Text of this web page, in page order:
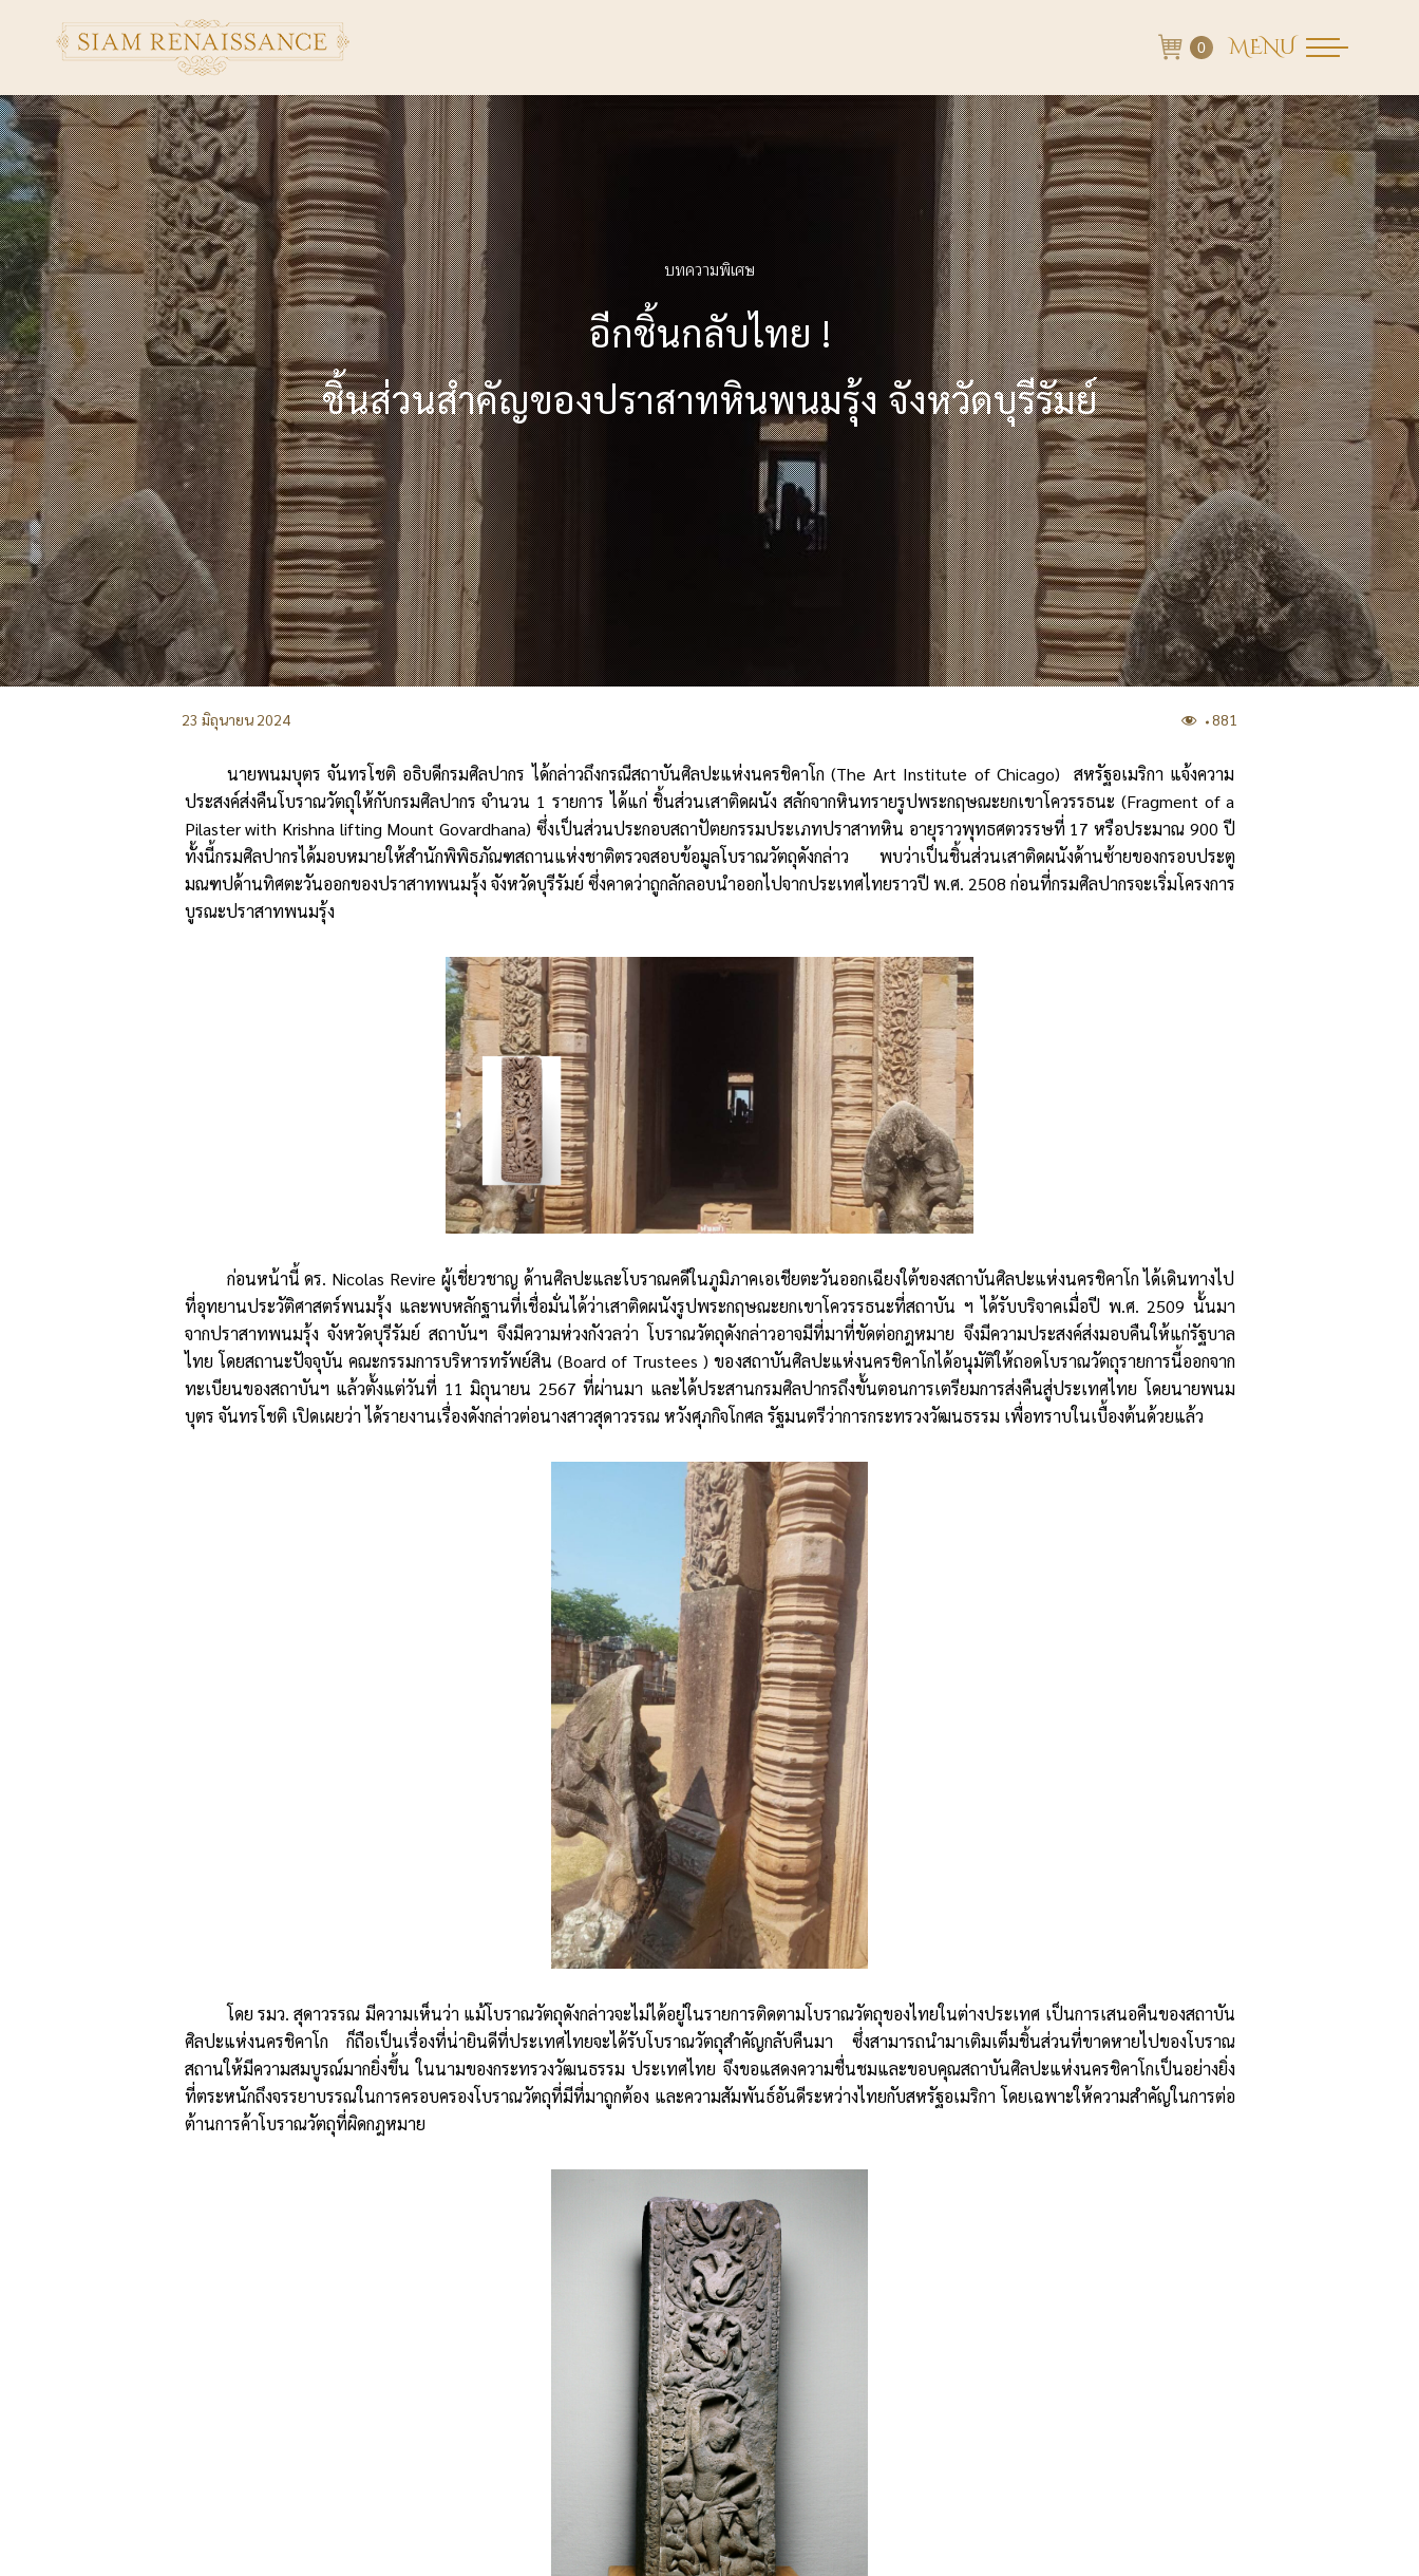
0 MENU
บทความพิเศษ
อีกชิ้นกลับไทย !
ชิ้นส่วนสำคัญของปราสาทหินพนมรุ้ง จังหวัดบุรีรัมย์
นายพนมบุตร จันทรโชติ อธิบดีกรมศิลปากร ได้กล่าวถึงกรณีสถาบันศิลปะแห่งนครชิคาโก (The Art Institute of Chicago) สหรัฐอเมริกา แจ้งความ
ประสงค์ส่งคืนโบราณวัตถุให้กับกรมศิลปากร จำนวน 1 รายการ ได้แก่ ชิ้นส่วนเสาติดผนัง สลักจากหินทรายรูปพระกฤษณะยกเขาโควรรธนะ (Fragment of a
Pilaster with Krishna lifting Mount Govardhana) ซึ่งเป็นส่วนประกอบสถาปัตยกรรมประเภทปราสาทหิน อายุราวพุทธศตวรรษที่ 17 หรือประมาณ 900 ปี
ทั้งนี้กรมศิลปากรได้มอบหมายให้สำนักพิพิธภัณฑสถานแห่งชาติตรวจสอบข้อมูลโบราณวัตถุดังกล่าว พบว่าเป็นชิ้นส่วนเสาติดผนังด้านซ้ายของกรอบประตู
มณฑปด้านทิศตะวันออกของปราสาทพนมรุ้ง จังหวัดบุรีรัมย์ ซึ่งคาดว่าถูกลักลอบนำออกไปจากประเทศไทยราวปี พ.ศ. 2508 ก่อนที่กรมศิลปากรจะเริ่มโครงการ
บูรณะปราสาทพนมรุ้ง
ก่อนหน้านี้ ดร. Nicolas Revire ผู้เชี่ยวชาญ ด้านศิลปะและโบราณคดีในภูมิภาคเอเชียตะวันออกเฉียงใต้ของสถาบันศิลปะแห่งนครชิคาโก ได้เดินทางไป
ที่อุทยานประวัติศาสตร์พนมรุ้ง และพบหลักฐานที่เชื่อมั่นได้ว่าเสาติดผนังรูปพระกฤษณะยกเขาโควรรธนะที่สถาบัน ฯ ได้รับบริจาคเมื่อปี พ.ศ. 2509 นั้นมา
จากปราสาทพนมรุ้ง จังหวัดบุรีรัมย์ สถาบันฯ จึงมีความห่วงกังวลว่า โบราณวัตถุดังกล่าวอาจมีที่มาที่ขัดต่อกฎหมาย จึงมีความประสงค์ส่งมอบคืนให้แก่รัฐบาล
ไทย โดยสถานะปัจจุบัน คณะกรรมการบริหารทรัพย์สิน (Board of Trustees ) ของสถาบันศิลปะแห่งนครชิคาโกได้อนุมัติให้ถอดโบราณวัตถุรายการนี้ออกจาก
ทะเบียนของสถาบันฯ แล้วตั้งแต่วันที่ 11 มิถุนายน 2567 ที่ผ่านมา และได้ประสานกรมศิลปากรถึงขั้นตอนการเตรียมการส่งคืนสู่ประเทศไทย โดยนายพนม
บุตร จันทรโชติ เปิดเผยว่า ได้รายงานเรื่องดังกล่าวต่อนางสาวสุดาวรรณ หวังศุภกิจโกศล รัฐมนตรีว่าการกระทรวงวัฒนธรรม เพื่อทราบในเบื้องต้นด้วยแล้ว
โดย รมว. สุดาวรรณ มีความเห็นว่า แม้โบราณวัตถุดังกล่าวจะไม่ได้อยู่ในรายการติดตามโบราณวัตถุของไทยในต่างประเทศ เป็นการเสนอคืนของสถาบัน
ศิลปะแห่งนครชิคาโก ก็ถือเป็นเรื่องที่น่ายินดีที่ประเทศไทยจะได้รับโบราณวัตถุสำคัญกลับคืนมา ซึ่งสามารถนำมาเติมเต็มชิ้นส่วนที่ขาดหายไปของโบราณ
สถานให้มีความสมบูรณ์มากยิ่งขึ้น ในนามของกระทรวงวัฒนธรรม ประเทศไทย จึงขอแสดงความชื่นชมและขอบคุณสถาบันศิลปะแห่งนครชิคาโกเป็นอย่างยิ่ง
ที่ตระหนักถึงจรรยาบรรณในการครอบครองโบราณวัตถุที่มีที่มาถูกต้อง และความสัมพันธ์อันดีระหว่างไทยกับสหรัฐอเมริกา โดยเฉพาะให้ความสำคัญในการต่อ
ต้านการค้าโบราณวัตถุที่ผิดกฎหมาย
881
23 มิถุนายน 2024